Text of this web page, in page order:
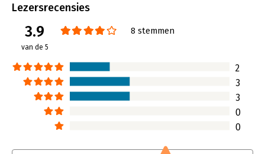
Uitgever:
Verschijningsdatum:
19-11-2025
Hoofdrubriek:
Jongbloed:
Belastingrecht - Jaarverslaglegging
Lezersrecensies
3.9
van de 5
8 stemmen
2
3
3
0
0